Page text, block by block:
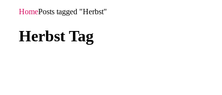
HomePosts tagged "Herbst"
Herbst Tag